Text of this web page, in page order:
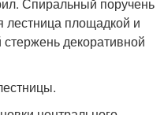
лестница площадкой и
декоративной